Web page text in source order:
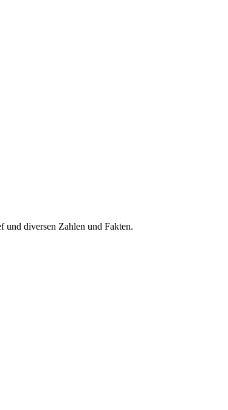
und diversen Zahlen und Fakten.